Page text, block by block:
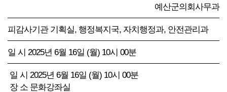
예산군의회사무과
피감사기관 기획실, 행정복지국, 자치행정과, 안전관리과
일 시 2025년 6월 16일 (월) 10시 00분
일 시 2025년 6월 16일 (월) 10시 00분
장 소 문화강좌실